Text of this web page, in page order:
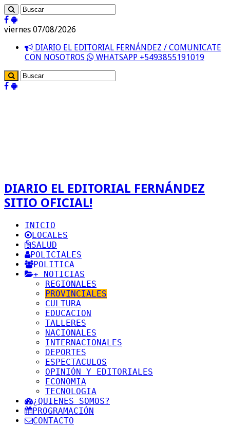
viernes 07/08/2026
DIARIO EL EDITORIAL FERNÁNDEZ / COMUNICATE
CON NOSOTROS
WHATSAPP +5493855191019
DIARIO EL EDITORIAL FERNÁNDEZ
SITIO OFICIAL!
INICIO
LOCALES
SALUD
POLICIALES
POLITICA
+ NOTICIAS
REGIONALES
PROVINCIALES
CULTURA
EDUCACION
TALLERES
NACIONALES
INTERNACIONALES
DEPORTES
ESPECTACULOS
OPINIÓN Y EDITORIALES
ECONOMIA
TECNOLOGIA
¿QUIENES SOMOS?
PROGRAMACIÓN
CONTACTO